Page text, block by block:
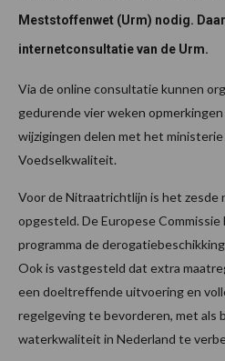
Meststoffenwet (Urm) nodig.
internetconsultatie van de Urm.
Via de online consultatie kunnen
gedurende vier weken
wijzigingen delen met het
Voedselkwaliteit.
Voor de Nitraatrichtlijn is het zesde
opgesteld. De Europese
programma de
Ook is vastgesteld dat extra
een doeltreffende uitvoering en
regelgeving te bevorderen, met als
waterkwaliteit in Nederland te